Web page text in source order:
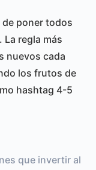
poner todos
regla más
nuevos cada
los frutos de
hashtag 4-5
que invertir al